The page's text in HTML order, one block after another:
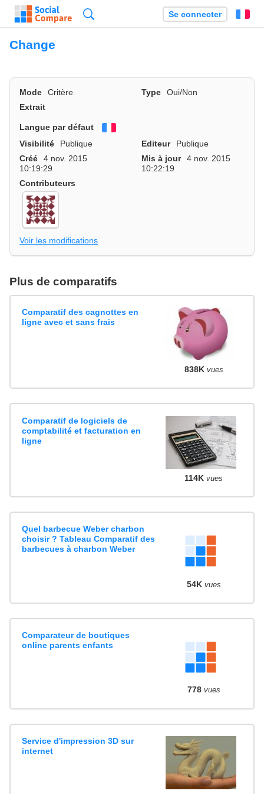
Se connecter
Change
Mode Critère Type
Oui/Non
Extrait
Langue par défaut
Visibilité
Publique Editeur
Publique
Créé
4 nov. 2015
10:19:29
Mis à jour
4 nov. 2015
10:22:19
Contributeurs
Voir les modifications
Plus de comparatifs
Comparatif des cagnottes en
ligne avec et sans frais
838K vues
Comparatif de logiciels de
comptabilité et facturation en
ligne
114K vues
Quel barbecue Weber charbon
choisir ? Tableau Comparatif des
barbecues à charbon Weber
54K vues
Comparateur de boutiques
online parents enfants
778 vues
Service d'impression 3D sur
internet